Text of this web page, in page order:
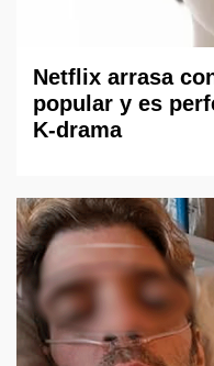
Netflix arrasa
popular y es
K-drama